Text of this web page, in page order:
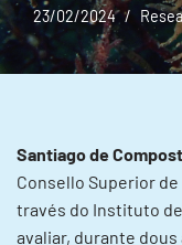
23/02/2024
Santiago de
Consello Superior
través do Instituto
avaliar, durante